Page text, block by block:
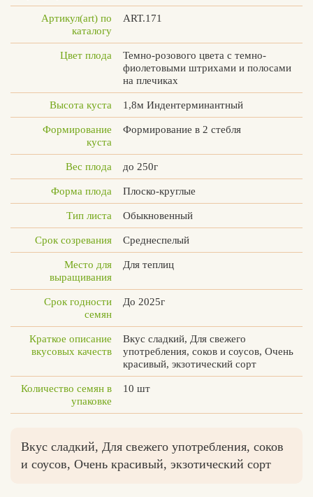
Вконтакте
Артикул(art) по
каталогу
ART.171
Цвет плода
Темно-розового цвета с темно-
фиолетовыми штрихами и полосами
на плечиках
Высота куста 1,8м Индентерминантный
Формирование
куста
Формирование в 2 стебля
Вес плода до 250г
Форма плода Плоско-круглые
Тип листа Обыкновенный
Срок созревания Среднеспелый
Место для
выращивания
Для теплиц
Срок годности
семян
До 2025г
Краткое описание
вкусовых качеств
Вкус сладкий, Для свежего
употребления, соков и соусов, Очень
красивый, экзотический сорт
Количество семян в
упаковке
10 шт
Вкус сладкий, Для свежего употребления, соков
и соусов, Очень красивый, экзотический сорт